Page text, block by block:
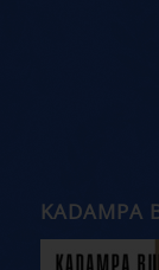
KADAMPA